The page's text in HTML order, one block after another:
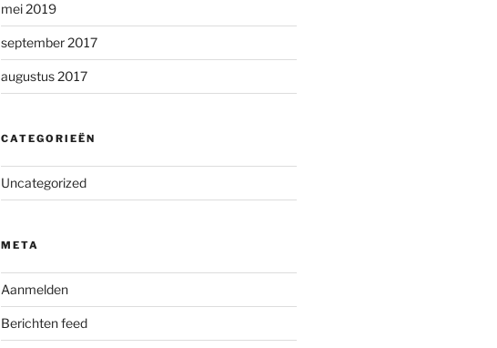
mei 2019
september 2017
augustus 2017
CATEGORIEËN
Uncategorized
META
Aanmelden
Berichten feed